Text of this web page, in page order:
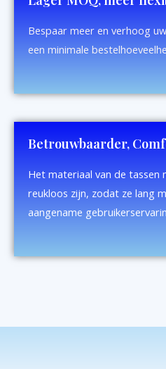
Bespaar meer en verhoog
een minimale
Betrouwbaarder,
Het materiaal van de tassen
reukloos zijn, zodat ze lang
aangename